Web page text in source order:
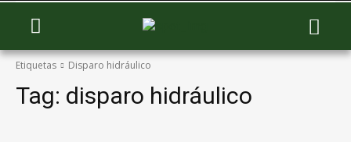
Etiquetas Disparo hidráulico
Tag: disparo hidráulico